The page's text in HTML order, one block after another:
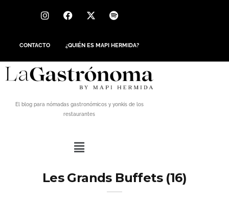
CONTACTO ¿QUIÉN ES MAPI HERMIDA?
El blog para nómadas gastronómicos y yonkis de los
restaurantes
Les Grands Buffets (16)